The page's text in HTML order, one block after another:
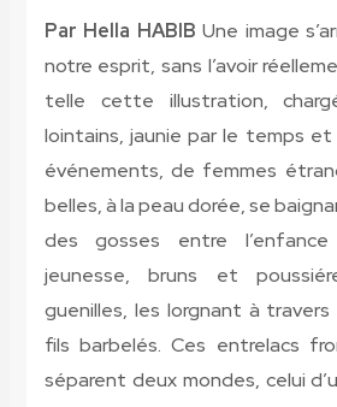
Par Hella HABIB Une image
notre esprit, sans l’avoir
telle cette illustration,
lointains, jaunie par le temps
événements, de femmes
belles, à la peau dorée, se
des gosses entre
jeunesse, bruns et
guenilles, les lorgnant à travers
fils barbelés. Ces entrelacs
séparent deux mondes, celui